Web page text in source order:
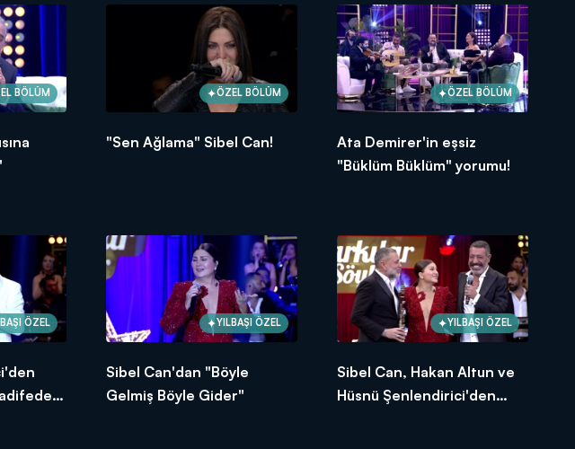
BÖLÜM ÖZEL BÖLÜM
"Sen Ağlama" Sibel Can!
ÖZEL BÖLÜM
Ata Demirer'in eşsiz
"Büklüm Büklüm" yorumu!
ÖZEL YILBAŞI ÖZEL
Sibel Can'dan "Böyle
Gelmiş Böyle Gider"
YILBAŞI ÖZEL
Sibel Can, Hakan Altun ve
Hüsnü Şenlendirici'den